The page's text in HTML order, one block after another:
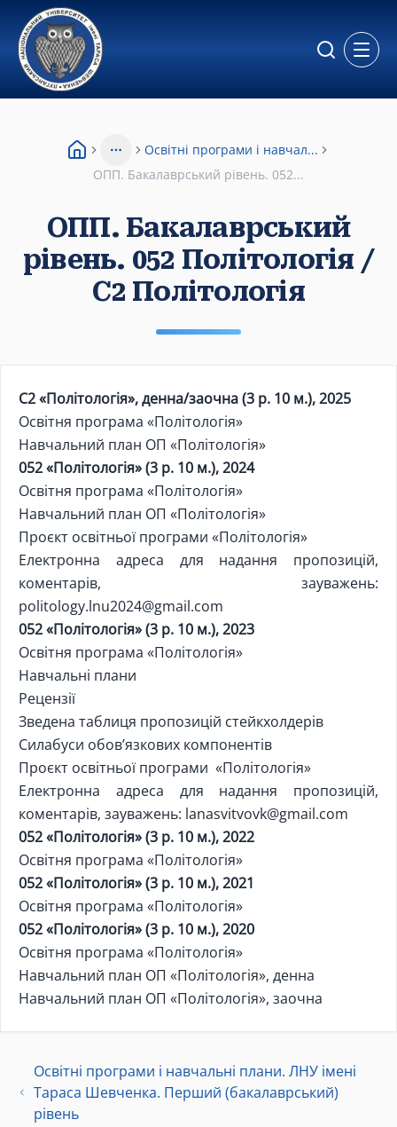
MoreОсвітні програми і навчал...
ОПП. Бакалаврський рівень. 052...
ОПП. Бакалаврський
рівень. 052 Політологія /
С2 Політологія
С2«Політологія», денна/заочна (3 р. 10 м.), 2025
Освітня програма «Політологія»
Навчальний план ОП «Політологія»
052 «Політологія» (3 р. 10 м.), 2024
Освітня програма «Політологія»
Навчальний план ОП «Політологія»
Проєкт освітньої програми «Політологія»
Електронна адреса для надання пропозицій,
коментарів, зауважень:
politology.lnu2024@gmail.com
052 «Політологія» (3 р. 10 м.), 2023
Освітня програма «Політологія»
Навчальні плани
Рецензії
Зведена таблиця пропозицій стейкхолдерів
Силабуси обов’язкових компонентів
Проєкт освітньої програми «Політологія»
Електронна адреса для надання пропозицій,
коментарів, зауважень: lanasvitvovk@gmail.com
052 «Політологія» (3 р. 10 м.), 2022
Освітня програма «Політологія»
052 «Політологія» (3 р. 10 м.), 2021
Освітня програма «Політологія»
052 «Політологія» (3 р. 10 м.), 2020
Освітня програма «Політологія»
Навчальний план ОП «Політологія», денна
Навчальний план ОП «Політологія», заочна
Освітні програми і навчальні плани. ЛНУ імені
Тараса Шевченка. Перший (бакалаврський)
рівень